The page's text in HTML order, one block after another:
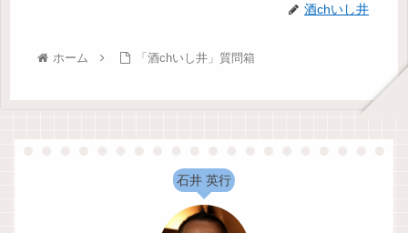
酒chいし井
ホーム 「酒chいし井」質問箱
石井 英行